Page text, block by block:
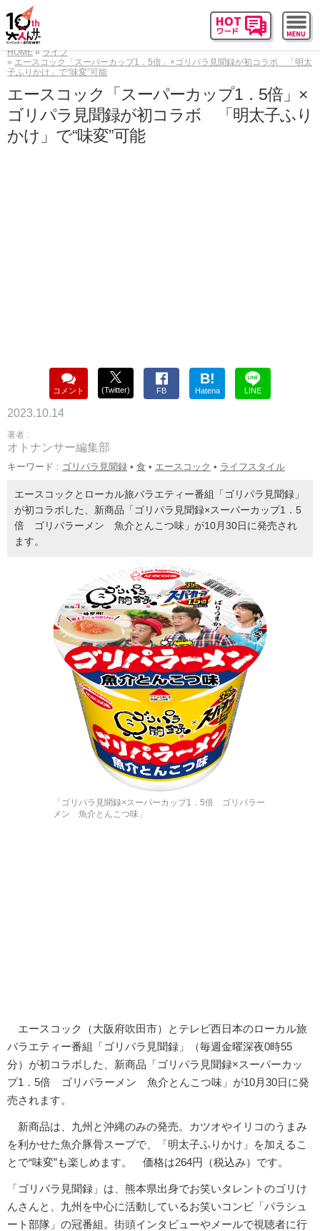
HOME
ライフ
エースコック「スーパーカップ1．5倍」×ゴリパラ見聞録が初コラボ 「明太
子ふりかけ」で“味変”可能
エースコック「スーパーカップ1．5倍」×
ゴリパラ見聞録が初コラボ 「明太子ふり
かけ」で“味変”可能
コメント (Twitter) FB
B!
Hatena LINE
2023.10.14
著者 :
オトナンサー編集部
キーワード : ゴリパラ見聞録 • 食 • エースコック • ライフスタイル
エースコックとローカル旅バラエティー番組「ゴリパラ見聞録」
が初コラボした、新商品「ゴリパラ見聞録×スーパーカップ1．5
倍 ゴリパラーメン 魚介とんこつ味」が10月30日に発売され
ます。
「ゴリパラ見聞録×スーパーカップ1．5倍 ゴリパラー
メン 魚介とんこつ味」
エースコック（大阪府吹田市）とテレビ西日本のローカル旅
バラエティー番組「ゴリパラ見聞録」（毎週金曜深夜0時55
分）が初コラボした、新商品「ゴリパラ見聞録×スーパーカッ
プ1．5倍 ゴリパラーメン 魚介とんこつ味」が10月30日に発
売されます。
新商品は、九州と沖縄のみの発売。カツオやイリコのうまみ
を利かせた魚介豚骨スープで、「明太子ふりかけ」を加えるこ
とで“味変”も楽しめます。 価格は264円（税込み）です。
「ゴリパラ見聞録」は、熊本県出身でお笑いタレントのゴリけ
んさんと、九州を中心に活動しているお笑いコンビ「パラシュ
ート部隊」の冠番組。街頭インタビューやメールで視聴者に行